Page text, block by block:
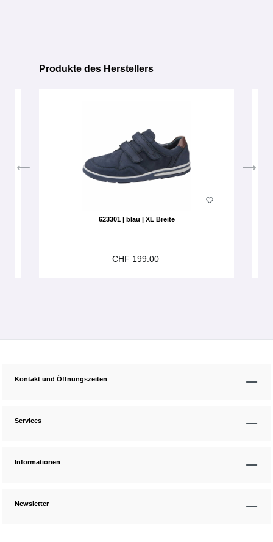
Produktgalerie überspringen
Produkte des Herstellers
623301 | blau | XL Breite
CHF 199.00
Kontakt und Öffnungszeiten
Services
Informationen
Newsletter